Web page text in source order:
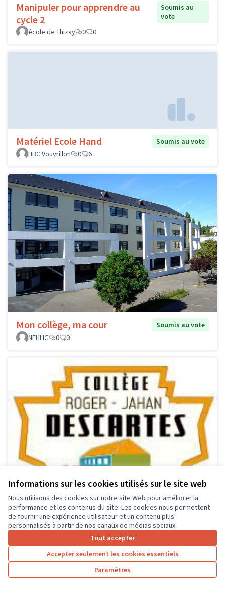
Informations sur les cookies utilisés sur le site web
Nous utilisons des cookies sur notre site Web pour améliorer la
performance et les contenus du site. Les cookies nous permettent
de fournir une expérience utilisateur et un contenu plus
personnalisés à partir de nos canaux de médias sociaux.
Tout accepter
Accepter seulement les cookies essentiels
Paramètres
Manipuler pour apprendre au
cycle 2
Soumis au
vote
école de Thizay
0 0
Matériel Ecole Hand
Soumis au vote
HBC Vouvrillon
0 6
Mon collège, ma cour
Soumis au vote
NEHLIG
0 0
Mon collège, ma flexiperm
Soumis au vote